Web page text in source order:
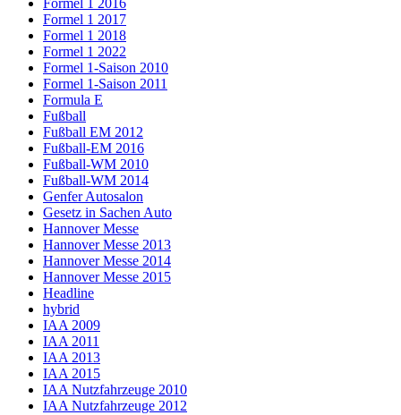
Formel 1 2016
Formel 1 2017
Formel 1 2018
Formel 1 2022
Formel 1-Saison 2010
Formel 1-Saison 2011
Formula E
Fußball
Fußball EM 2012
Fußball-EM 2016
Fußball-WM 2010
Fußball-WM 2014
Genfer Autosalon
Gesetz in Sachen Auto
Hannover Messe
Hannover Messe 2013
Hannover Messe 2014
Hannover Messe 2015
Headline
hybrid
IAA 2009
IAA 2011
IAA 2013
IAA 2015
IAA Nutzfahrzeuge 2010
IAA Nutzfahrzeuge 2012